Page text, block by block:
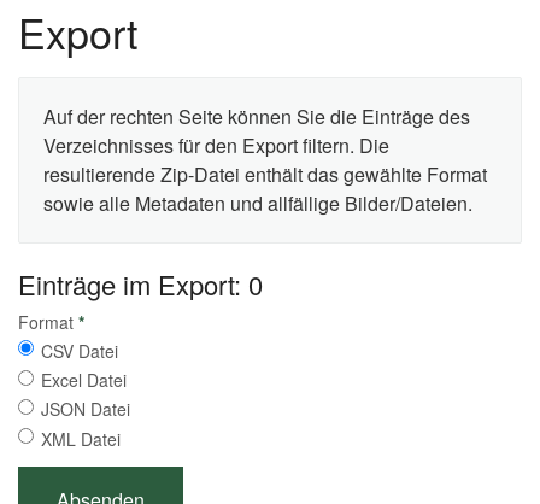
Export
Auf der rechten Seite können Sie die Einträge des
Verzeichnisses für den Export filtern. Die
resultierende Zip-Datei enthält das gewählte Format
sowie alle Metadaten und allfällige Bilder/Dateien.
Einträge im Export: 0
Format *
CSV Datei
Excel Datei
JSON Datei
XML Datei